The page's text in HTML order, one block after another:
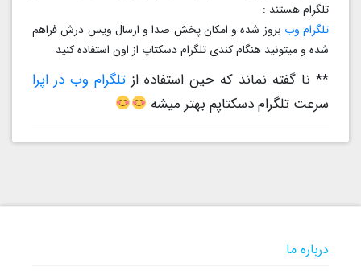
تلگرام هستند :
تلگرام وببروز شده و امکان پخش صدا و ارسال ویس درش فراهم
شده و میتونید هنگام کندی تلگرام دسکتاپ از اون استفاده کنید
** نا گفته نماند که حین استفاده از تلگرام وب در اپرا
سرعت تلگرام دسکتاپم بهتر میشه
درباره ما